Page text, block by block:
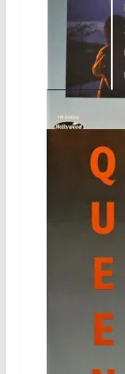
Maxi 45